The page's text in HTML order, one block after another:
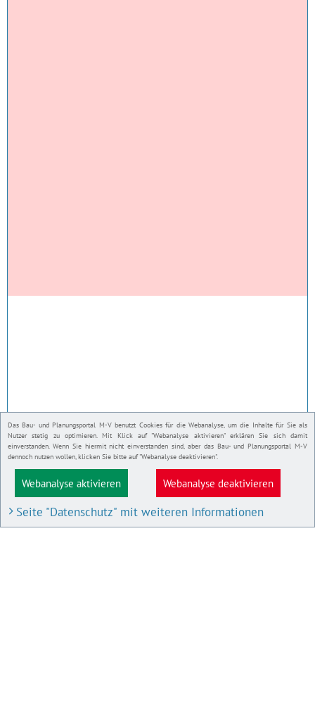
Das Bau- und Planungsportal M-V benutzt Cookies für die Webanalyse, um die Inhalte für Sie als
Nutzer stetig zu optimieren. Mit Klick auf "Webanalyse aktivieren" erklären Sie sich damit
einverstanden. Wenn Sie hiermit nicht einverstanden sind, aber das Bau- und Planungsportal M-V
dennoch nutzen wollen, klicken Sie bitte auf "Webanalyse deaktivieren".
Webanalyse aktivieren Webanalyse deaktivieren
Seite "Datenschutz" mit weiteren Informationen